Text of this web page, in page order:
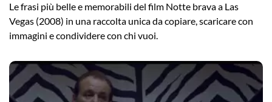
Le frasi più belle e memorabili del film Notte brava a Las
Vegas (2008) in una raccolta unica da copiare, scaricare con
immagini e condividere con chi vuoi.